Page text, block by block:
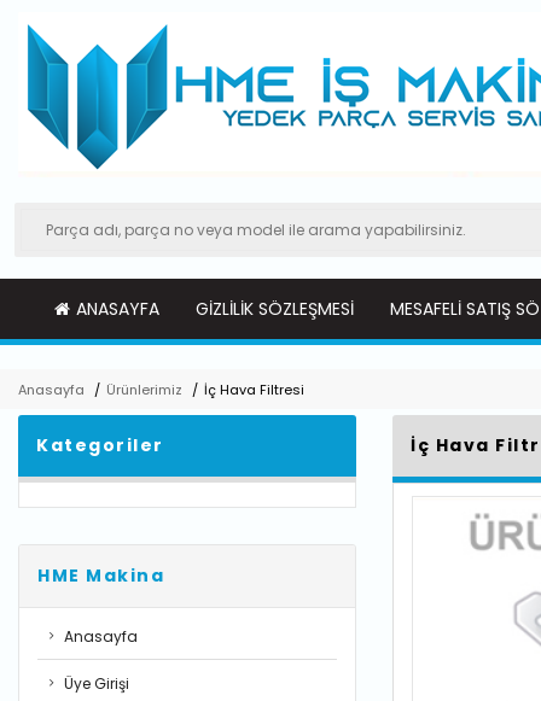
ANASAYFA GIZLILIK SÖZLEŞMESI MESAFELI SATIŞ
Anasayfa / Ürünlerimiz / İç Hava Filtresi
Kategoriler
HME Makina
Anasayfa
Üye Girişi
İç Hava